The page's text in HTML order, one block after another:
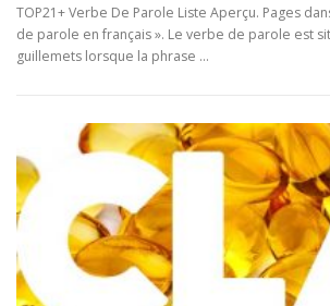
TOP21+ Verbe De Parole Liste Aperçu. Pages
de parole en français ». Le verbe de parole est
guillemets lorsque la phrase …